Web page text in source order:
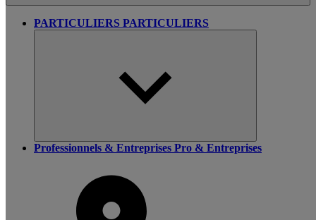
PARTICULIERS PARTICULIERS
Professionnels & Entreprises Pro & Entreprises